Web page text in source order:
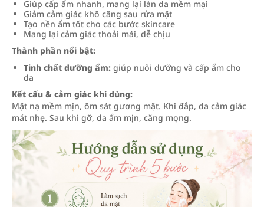
Giúp cấp ẩm nhanh, mang lại làn da mềm mại
Giảm cảm giác khô căng sau rửa mặt
Tạo nền ẩm tốt cho các bước skincare
Mang lại cảm giác thoải mái, dễ chịu
Thành phần nổi bật:
Tinh chất dưỡng ẩm: giúp nuôi dưỡng và cấp ẩm cho
da
Kết cấu & cảm giác khi dùng:
Mặt nạ mềm mịn, ôm sát gương mặt. Khi đắp, da cảm giác
mát nhẹ. Sau khi gỡ, da ẩm mịn, căng mọng.